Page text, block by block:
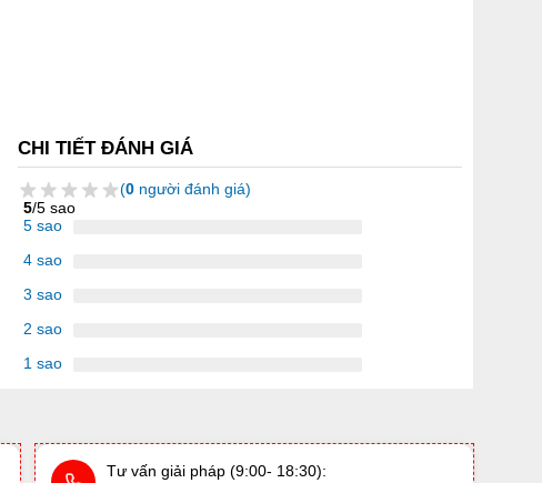
CHI TIẾT ĐÁNH GIÁ
(0 người đánh giá)
5/5 sao
5 sao
4 sao
3 sao
2 sao
1 sao
Tư vấn giải pháp (9:00- 18:30):